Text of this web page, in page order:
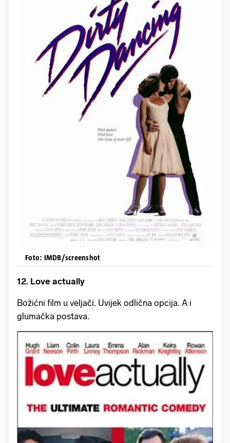
Foto: IMDB/screenshot
12. Love actually
Božićni film u veljači. Uvijek odlična opcija. A i
glumačka postava.